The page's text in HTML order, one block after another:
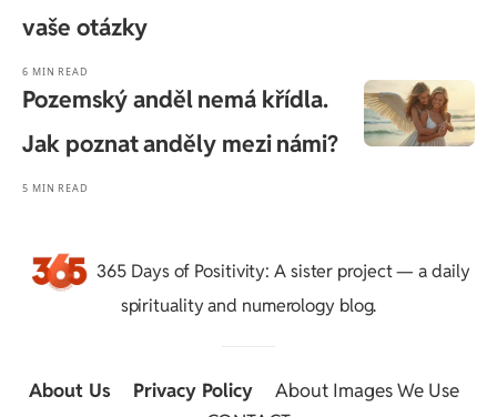
vaše otázky
6 MIN READ
Pozemský anděl nemá křídla.
Jak poznat anděly mezi námi?
5 MIN READ
365 Days of Positivity: A sister project — a daily
spirituality and numerology blog.
About Us Privacy Policy About Images We Use